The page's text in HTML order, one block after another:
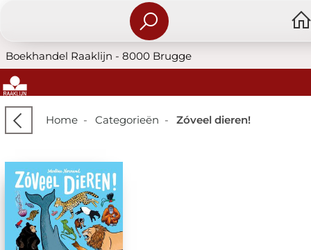
Boekhandel Raaklijn - 8000 Brugge
Home- Categorieën - Zóveel dieren!